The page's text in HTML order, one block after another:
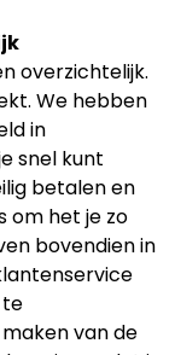
overzichtelijk.
We hebben
in
snel kunt
betalen en
om het je zo
bovendien in
te
van de